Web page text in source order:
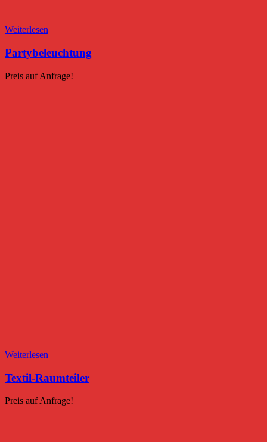
Weiterlesen
Partybeleuchtung
Preis auf Anfrage!
Weiterlesen
Textil-Raumteiler
Preis auf Anfrage!